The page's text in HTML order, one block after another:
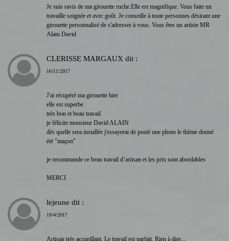
Je suis ravis de ma girouette ruche.Elle est magnifique. Vous faite un
travaille soignée et avec goût. Je conseille à toute personnes désirant une
girouette personnalisé de s'adresser à vous. Vous êtes un artiste MR
Alain David
CLERISSE MARGAUX dit :
16/11/2017
J'ai récupéré ma girouette hier
elle est superbe
très bon et beau travail
je félicite monsieur David ALAIN
dès quelle sera installée j'essayerai de posté une photo le thème donné
été "maçon"
je recommande ce beau travail d’artisan et les prix sont abordables
MERCI
lejeune dit :
19/4/2017
Artisan très accueillant. Le travail est parfait. Rien à dire...